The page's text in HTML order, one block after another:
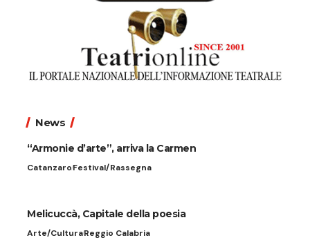
News
“Armonie d’arte”, arriva la Carmen
CatanzaroFestival/Rassegna
Melicuccà, Capitale della poesia
Arte/CulturaReggio Calabria